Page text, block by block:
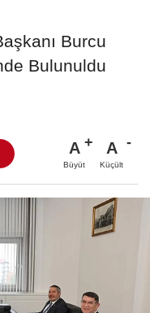
Burcu
Bulunuldu
A
Büyüt
A
Küçült